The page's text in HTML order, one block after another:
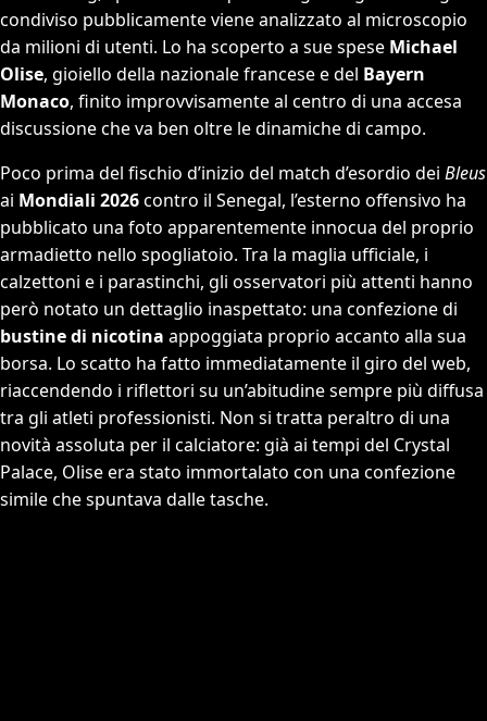
condiviso pubblicamente viene analizzato al microscopio
da milioni di utenti. Lo ha scoperto a sue spese Michael
Olise, gioiello della nazionale francese e del Bayern
Monaco, finito improvvisamente al centro di una accesa
discussione che va ben oltre le dinamiche di campo.
Poco prima del fischio d’inizio del match d’esordio dei Bleus
ai Mondiali 2026contro il Senegal, l’esterno offensivo ha
pubblicato una foto apparentemente innocua del proprio
armadietto nello spogliatoio. Tra la maglia ufficiale, i
calzettoni e i parastinchi, gli osservatori più attenti hanno
però notato un dettaglio inaspettato: una confezione di
bustine di nicotina appoggiata proprio accanto alla sua
borsa. Lo scatto ha fatto immediatamente il giro del web,
riaccendendo i riflettori su un’abitudine sempre più diffusa
tra gli atleti professionisti. Non si tratta peraltro di una
novità assoluta per il calciatore: già ai tempi del Crystal
Palace, Olise era stato immortalato con una confezione
simile che spuntava dalle tasche.